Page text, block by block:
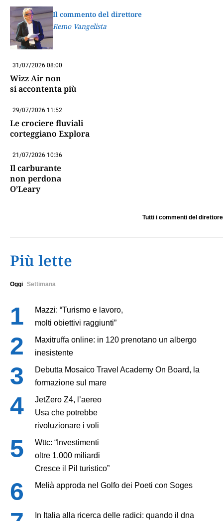
Il commento del direttore
Remo Vangelista
31/07/2026 08:00
Wizz Air non
si accontenta più
29/07/2026 11:52
Le crociere fluviali
corteggiano Explora
21/07/2026 10:36
Il carburante
non perdona
O’Leary
Tutti i commenti del direttore
Più lette
Oggi Settimana
Mazzi: “Turismo e lavoro,
molti obiettivi raggiunti”
Maxitruffa online: in 120 prenotano un albergo
inesistente
Debutta Mosaico Travel Academy On Board, la
formazione sul mare
JetZero Z4, l’aereo
Usa che potrebbe
rivoluzionare i voli
Wttc: “Investimenti
oltre 1.000 miliardi
Cresce il Pil turistico”
Melià approda nel Golfo dei Poeti con Soges
In Italia alla ricerca delle radici: quando il dna